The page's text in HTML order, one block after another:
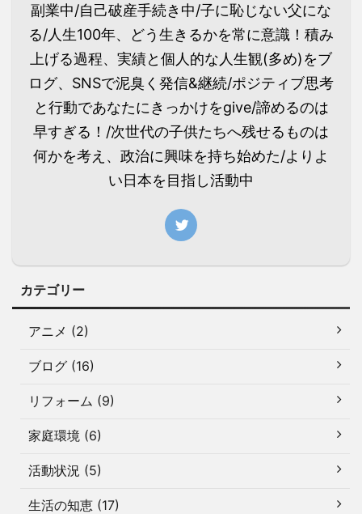
副業中/自己破産手続き中/子に恥じない父にな
る/人生100年、どう生きるかを常に意識！積み
上げる過程、実績と個人的な人生観(多め)をブ
ログ、SNSで泥臭く発信&継続/ポジティブ思考
と行動であなたにきっかけをgive/諦めるのは
早すぎる！/次世代の子供たちへ残せるものは
何かを考え、政治に興味を持ち始めた/よりよ
い日本を目指し活動中
カテゴリー
アニメ (2)
ブログ (16)
リフォーム (9)
家庭環境 (6)
活動状況 (5)
生活の知恵 (17)